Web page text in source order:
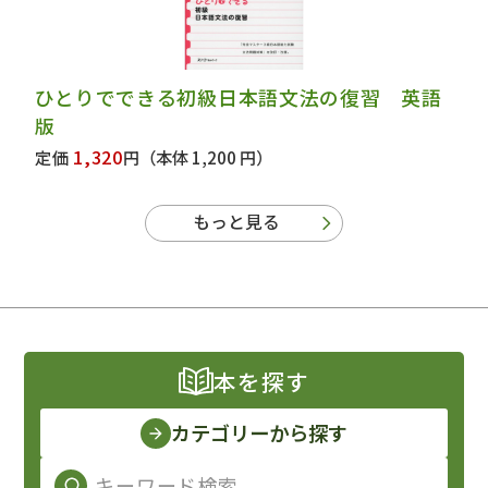
ひとりでできる初級日本語文法の復習 英語
版
定価 1,320円 （本体 1,200 円）
もっと見る
本を探す
カテゴリーから探す